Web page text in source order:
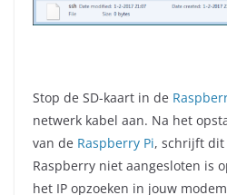
Stop de SD-kaart in de
netwerk kabel aan. Na het
van de Raspberry Pi, schrijft dit
Raspberry niet aangesloten is
het IP opzoeken in jouw